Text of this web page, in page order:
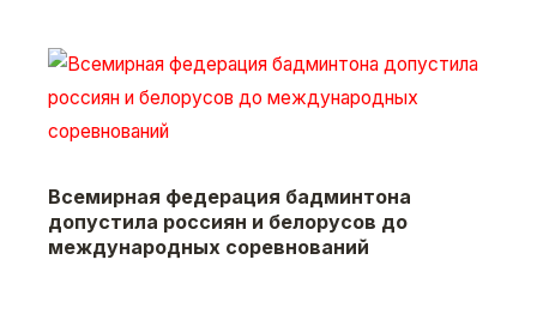
Всемирная федерация бадминтона
допустила россиян и белорусов до
международных соревнований